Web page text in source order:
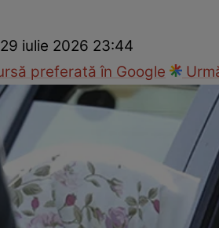
29 iulie 2026 23:44
preferată în Google